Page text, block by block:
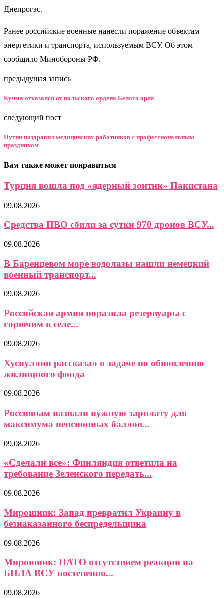
Днепрогэс.
Ранее российские военные нанесли поражение объектам
энергетики и транспорта, используемым ВСУ. Об этом
сообщило Минобороны РФ.
предыдущая запись
Кучма отказался от польского ордена Белого орла
следующий пост
Путин поздравил медицинских работников с профессиональным
праздником
Вам также может понравиться
Турция вошла под «ядерный зонтик» Пакистана
09.08.2026
Средства ПВО сбили за сутки 970 дронов ВСУ...
09.08.2026
В Баренцевом море водолазы нашли немецкий
военный транспорт...
09.08.2026
Российская армия поразила резервуары с
горючим в селе...
09.08.2026
Хуснуллин рассказал о задаче по обновлению
жилищного фонда
09.08.2026
Россиянам назвали нужную зарплату для
максимума пенсионных баллов...
09.08.2026
«Сделали все»: Финляндия ответила на
требование Зеленского передать...
09.08.2026
Мирошник: Запад превратил Украину в
безнаказанного беспредельщика
09.08.2026
Мирошник: НАТО отсутствием реакции на
БПЛА ВСУ постепенно...
09.08.2026